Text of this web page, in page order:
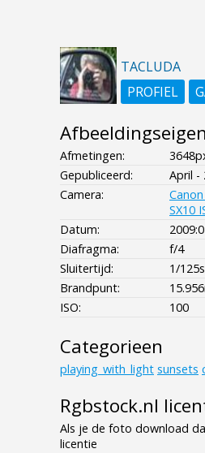
TACLUDA
PROFIEL
Afmetingen:
Gepubliceerd:
April -
Camera:
SX10
Datum:
Diafragma:
f/4
Sluitertijd:
1/125s
Brandpunt:
ISO:
100
Categorieen
playing_with_light sunsets
Rgbstock.nl
Als je de foto download
licentie